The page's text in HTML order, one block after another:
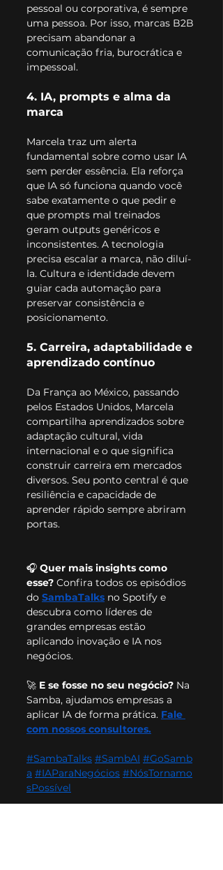
pessoal ou corporativa, é sempre
uma pessoa. Por isso, marcas B2B
precisam abandonar a
comunicação fria, burocrática e
impessoal.
4. IA, prompts e alma da
marca
Marcela traz um alerta
fundamental sobre como usar IA
sem perder essência. Ela reforça
que IA só funciona quando você
sabe exatamente o que pedir e
que prompts mal treinados
geram outputs genéricos e
inconsistentes. A tecnologia
precisa escalar a marca, não diluí-
la. Cultura e identidade devem
guiar cada automação para
preservar consistência e
posicionamento.
5. Carreira, adaptabilidade e
aprendizado contínuo
Da França ao México, passando
pelos Estados Unidos, Marcela
compartilha aprendizados sobre
adaptação cultural, vida
internacional e o que significa
construir carreira em mercados
diversos. Seu ponto central é que
resiliência e capacidade de
aprender rápido sempre abriram
portas.
🎧 Quer mais insights como
esse? Confira todos os episódios
do SambaTalks no Spotify e
descubra como líderes de
grandes empresas estão
aplicando inovação e IA nos
negócios.
🚀 E se fosse no seu negócio? Na
Samba, ajudamos empresas a
aplicar IA de forma prática. Fale
com nossos consultores.
#SambaTalks #SambAI #GoSamb
a #IAParaNegócios #NósTornamo
sPossível